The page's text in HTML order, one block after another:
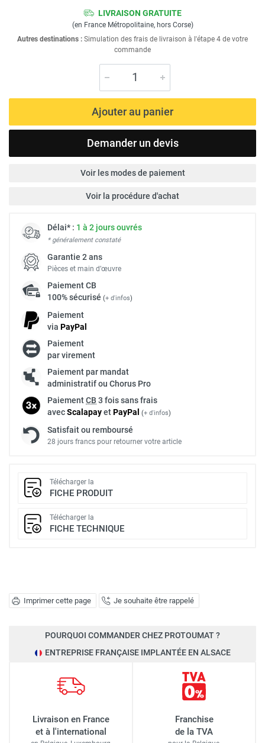
Imprimer cette page Je souhaite être rappelé
LIVRAISON GRATUITE
(en France Métropolitaine, hors Corse)
Autres destinations : Simulation des frais de livraison à l'étape 4 de votre
commande
Ajouter au panier
Demander un devis
Voir les modes de paiement
Voir la procédure d'achat
Délai* : 1 à 2 jours ouvrés
* généralement constaté
Garantie 2 ans
Pièces et main d’œuvre
PaiementCB
100% sécurisé (+ d'infos)
Paiement
via PayPal
Paiement
par virement
Paiement par mandat
administratif ou Chorus Pro
PaiementCB 3 fois sans frais
avecScalapayetPayPal (+ d'infos)
Satisfait ou remboursé
28 jours francs pour retourner votre article
Télécharger la
FICHE PRODUIT
Télécharger la
FICHE TECHNIQUE
POURQUOI COMMANDER CHEZ PROTOUMAT ?
ENTREPRISE FRANÇAISE IMPLANTÉE EN ALSACE
Livraison en France
et à l'international
Franchise
de la TVA